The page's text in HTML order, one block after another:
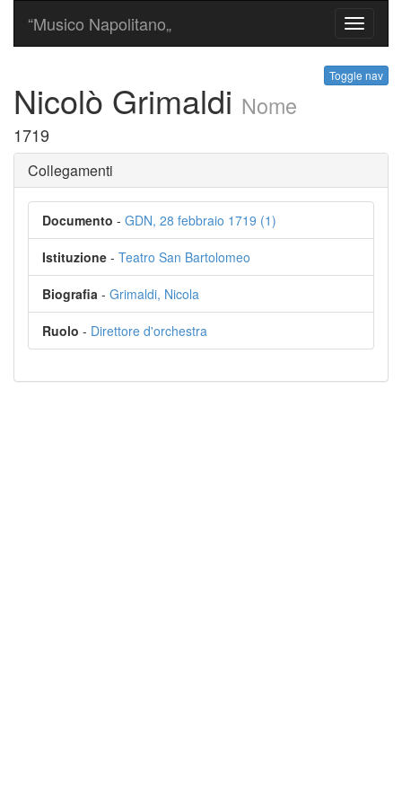
Toggle
“Musico Napolitano„
Toggle nav
Nicolò Grimaldi Nome
1719
Collegamenti
Documento - GDN, 28 febbraio 1719 (1)
Istituzione - Teatro San Bartolomeo
Biografia - Grimaldi, Nicola
Ruolo - Direttore d'orchestra